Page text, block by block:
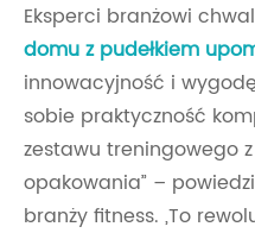
Eksperci branżowi
domu z pudełkiem
innowacyjność i
sobie praktyczność
zestawu treningowego
opakowania” –
branży fitness. „To